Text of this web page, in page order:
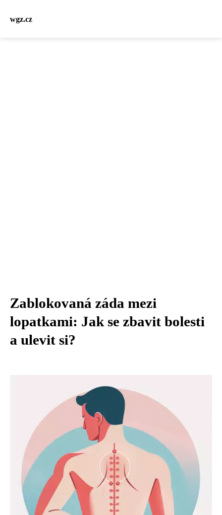
wgz.cz
Zablokovaná záda mezi
lopatkami: Jak se zbavit bolesti
a ulevit si?